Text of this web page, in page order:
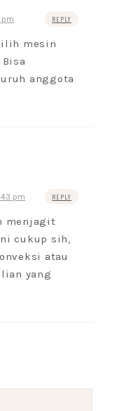
pm REPLY
mesin
anggota
pm REPLY
menjagit
cukup sih,
atau
yang